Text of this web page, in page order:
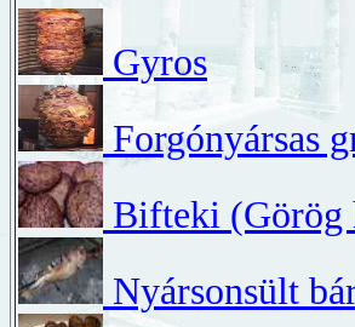
Gyros
Forgónyársas
Bifteki (Görög
Nyársonsült